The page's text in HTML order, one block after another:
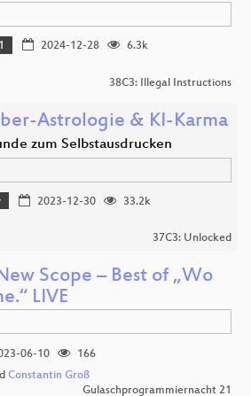
2024-12-28
6.3k
38C3: Illegal Instructions
Astrologie & KI-Karma
zum Selbstausdrucken
2023-12-30
33.2k
37C3: Unlocked
Scope – Best of „Wo
LIVE
06-10
166
Constantin Groß
Gulaschprogrammiernacht 21